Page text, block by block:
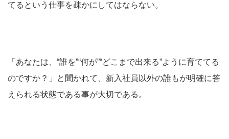
てるという仕事を疎かにしてはならない。
「あなたは、“誰を”“何が”“どこまで出来る”ように育ててる
のですか？」と聞かれて、新入社員以外の誰もが明確に答
えられる状態である事が大切である。